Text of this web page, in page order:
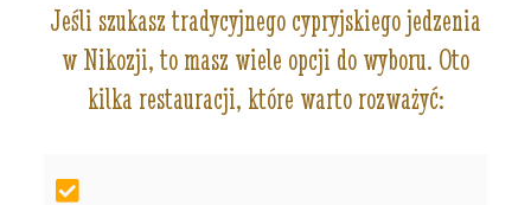
Jeśli szukasz tradycyjnego cypryjskiego jedzenia
w Nikozji, to masz wiele opcji do wyboru. Oto
kilka restauracji, które warto rozważyć: